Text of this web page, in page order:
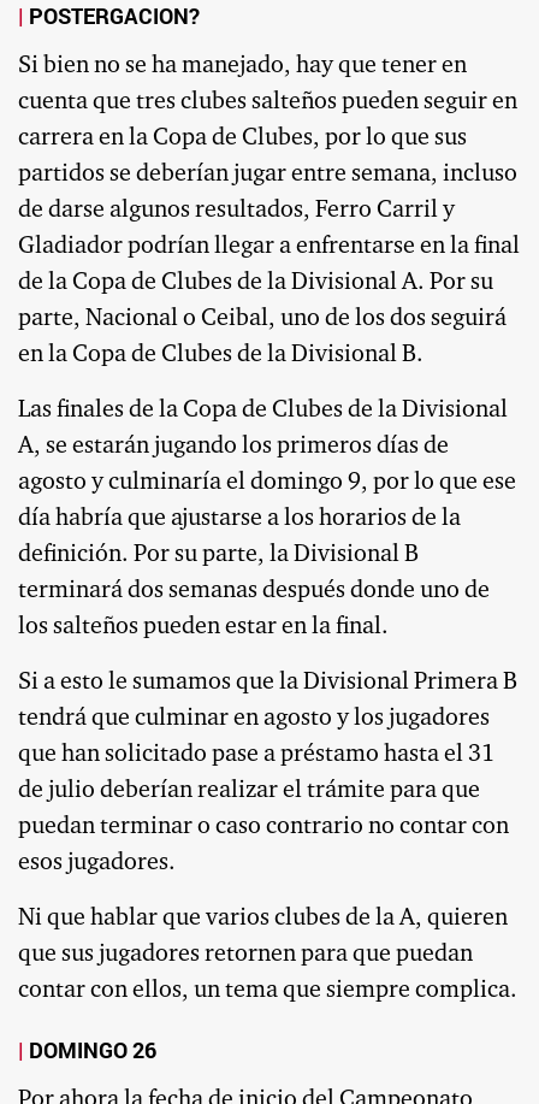
POSTERGACION?
Si bien no se ha manejado, hay que tener en
cuenta que tres clubes salteños pueden seguir en
carrera en la Copa de Clubes, por lo que sus
partidos se deberían jugar entre semana, incluso
de darse algunos resultados, Ferro Carril y
Gladiador podrían llegar a enfrentarse en la final
de la Copa de Clubes de la Divisional A. Por su
parte, Nacional o Ceibal, uno de los dos seguirá
en la Copa de Clubes de la Divisional B.
Las finales de la Copa de Clubes de la Divisional
A, se estarán jugando los primeros días de
agosto y culminaría el domingo 9, por lo que ese
día habría que ajustarse a los horarios de la
definición. Por su parte, la Divisional B
terminará dos semanas después donde uno de
los salteños pueden estar en la final.
Si a esto le sumamos que la Divisional Primera B
tendrá que culminar en agosto y los jugadores
que han solicitado pase a préstamo hasta el 31
de julio deberían realizar el trámite para que
puedan terminar o caso contrario no contar con
esos jugadores.
Ni que hablar que varios clubes de la A, quieren
que sus jugadores retornen para que puedan
contar con ellos, un tema que siempre complica.
DOMINGO 26